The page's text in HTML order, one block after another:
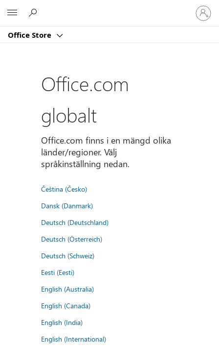
Office Store
Logga
in
på
konto
Office.com
globalt
Office.com finns i en mängd olika
länder/regioner. Välj
språkinställning nedan.
Čeština (Česko)
Dansk (Danmark)
Deutsch (Deutschland)
Deutsch (Österreich)
Deutsch (Schweiz)
Eesti (Eesti)
English (Australia)
English (Canada)
English (India)
English (International)